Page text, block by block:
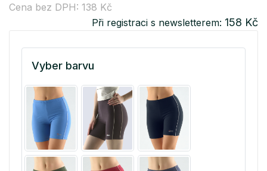
Cena bez DPH: 138 Kč
Při registraci s newsletterem: 158 Kč
Vyber barvu